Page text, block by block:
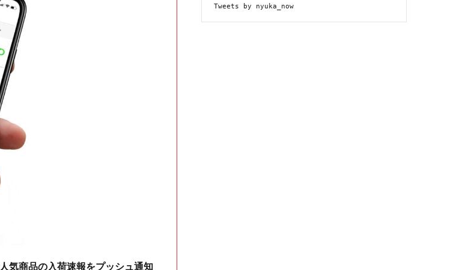
人気商品の入荷速報をプッシュ通知
Tweets by nyuka_now